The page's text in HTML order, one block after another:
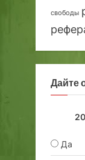
свободы
Дайте
Да